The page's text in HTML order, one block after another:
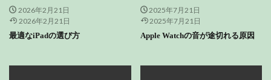
2026年2月21日
2026年2月21日
最適なiPadの選び方
2025年7月21日
2025年7月21日
Apple Watchの音が途切れる原因